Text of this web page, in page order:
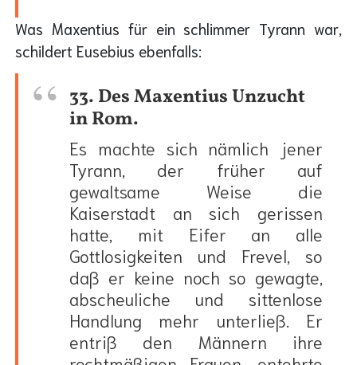
Was Maxentius für ein schlimmer Tyrann war,
schildert Eusebius ebenfalls:
33. Des Maxentius Unzucht
in Rom.
Es machte sich nämlich jener
Tyrann, der früher auf
gewaltsame Weise die
Kaiserstadt an sich gerissen
hatte, mit Eifer an alle
Gottlosigkeiten und Frevel, so
daß er keine noch so gewagte,
abscheuliche und sittenlose
Handlung mehr unterließ. Er
entriß den Männern ihre